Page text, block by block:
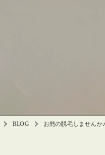
BLOG お髭の脱毛しませんか♪